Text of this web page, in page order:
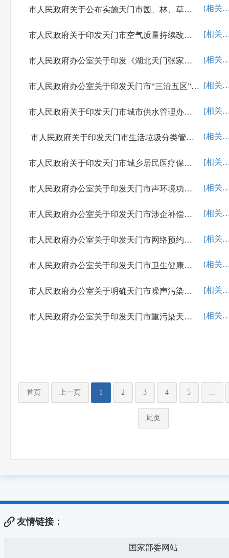
市人民政府关于公布实施天门市园、林、草地定级与基准地价制定成果的通知 [相关
市人民政府关于印发天门市空气质量持续改善行动实施方案的通知 [相关
市人民政府办公室关于印发《湖北天门张家湖国家湿地公园管理办法》的通知 [相关
市人民政府办公室关于印发天门市“三沿五区”散埋乱葬专项整治工作方案的通知 [相关
市人民政府关于印发天门市城市供水管理办法的通知 [相关
​ 市人民政府关于印发天门市生活垃圾分类管理办法的通知 [相关
市人民政府关于印发天门市城乡居民医疗保障实施办法和天门市职工医疗保障实施办法的通知 [相关
市人民政府办公室关于印发天门市声环境功能区划分方案（2023—2028年）的通知 [相关
市人民政府办公室关于印发天门市涉企补偿救济实施办法（试行）的通知 [相关
市人民政府办公室关于印发天门市网络预约出租汽车经营服务管理实施细则的通知 [相关
市人民政府办公室关于印发天门市卫生健康服务体系“十四五”规划的通知 [相关
市人民政府办公室关于明确天门市噪声污染防治工作职责和工作机制的通知 [相关
市人民政府办公室关于印发天门市重污染天气应急预案的通知 [相关
首页 上一页 1 2 3 4 5 ...
尾页
友情链接：
国家部委网站